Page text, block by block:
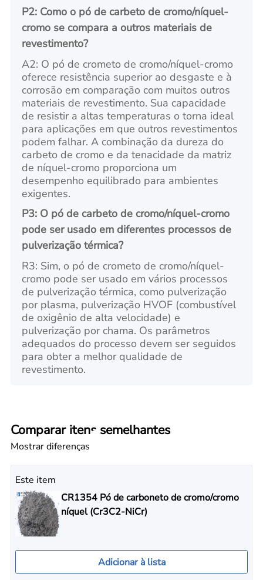
P2: Como o pó de carbeto de cromo/níquel-
cromo se compara a outros materiais de
revestimento?
A2: O pó de crometo de cromo/níquel-cromo
oferece resistência superior ao desgaste e à
corrosão em comparação com muitos outros
materiais de revestimento. Sua capacidade
de resistir a altas temperaturas o torna ideal
para aplicações em que outros revestimentos
podem falhar. A combinação da dureza do
carbeto de cromo e da tenacidade da matriz
de níquel-cromo proporciona um
desempenho equilibrado para ambientes
exigentes.
P3: O pó de carbeto de cromo/níquel-cromo
pode ser usado em diferentes processos de
pulverização térmica?
R3: Sim, o pó de crometo de cromo/níquel-
cromo pode ser usado em vários processos
de pulverização térmica, como pulverização
por plasma, pulverização HVOF (combustível
de oxigênio de alta velocidade) e
pulverização por chama. Os parâmetros
adequados do processo devem ser seguidos
para obter a melhor qualidade de
revestimento.
Comparar itens semelhantes
Mostrar diferenças
Este item
CR1354 Pó de carboneto de cromo/cromo
níquel (Cr3C2-NiCr)
Adicionar à lista